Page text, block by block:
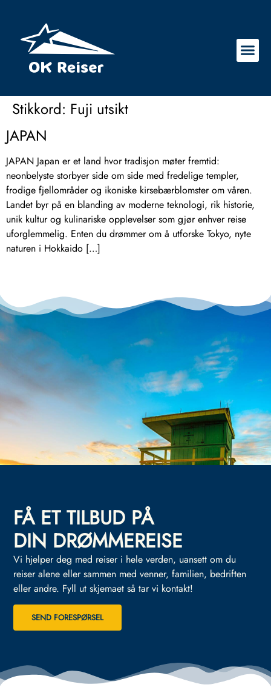
Stikkord: Fuji utsikt
JAPAN
JAPAN Japan er et land hvor tradisjon møter fremtid:
neonbelyste storbyer side om side med fredelige templer,
frodige fjellområder og ikoniske kirsebærblomster om våren.
Landet byr på en blanding av moderne teknologi, rik historie,
unik kultur og kulinariske opplevelser som gjør enhver reise
uforglemmelig. Enten du drømmer om å utforske Tokyo, nyte
naturen i Hokkaido […]
FÅ ET TILBUD PÅ
DIN DRØMMEREISE
Vi hjelper deg med reiser i hele verden, uansett om du
reiser alene eller sammen med venner, familien, bedriften
eller andre. Fyll ut skjemaet så tar vi kontakt!
SEND FORESPØRSEL